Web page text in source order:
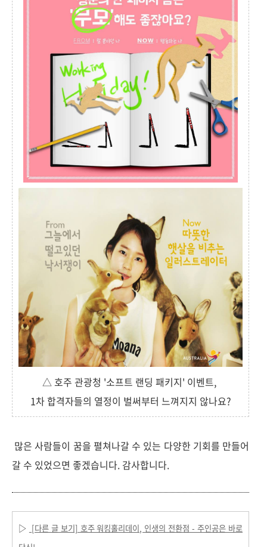
△ 호주 관광청 '소프트 랜딩 패키지' 이벤트,
1차 합격자들의 열정이 벌써부터 느껴지지 않나요?
많은 사람들이 꿈을 펼쳐나갈 수 있는 다양한 기회를 만들어
갈 수 있었으면 좋겠습니다. 감사합니다.
▷ [다른 글 보기] 호주 워킹홀리데이, 인생의 전환점 - 주인공은 바로